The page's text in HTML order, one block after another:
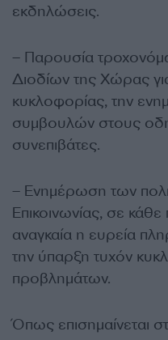
εκδηλώσεις.
– Παρουσία
Διοδίων της Χώρας
κυκλοφορίας, την
συμβουλών στους
συνεπιβάτες.
– Ενημέρωση των
Επικοινωνίας, σε
αναγκαία η ευρεία
την ύπαρξη τυχόν
προβλημάτων.
Όπως επισημαίνεται